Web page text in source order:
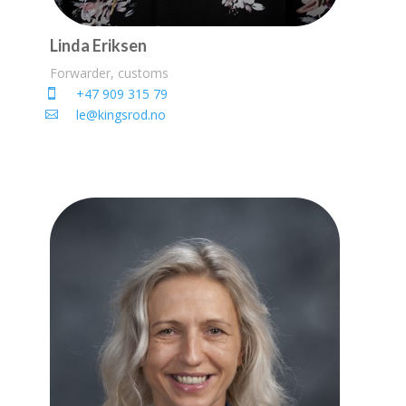
Linda Eriksen
Forwarder, customs
+47 909 315 79
le@kingsrod.no